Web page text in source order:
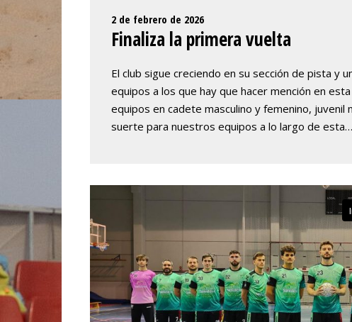
2 de febrero de 2026
Finaliza la primera vuelta
El club sigue creciendo en su sección de pista y
equipos a los que hay que hacer mención en
equipos en cadete masculino y femenino, juvenil
suerte para nuestros equipos a lo largo de esta…